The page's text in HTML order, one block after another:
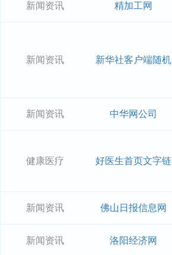
新闻资讯 精加工网
新闻资讯 新华社客户端随机
新闻资讯 中华网公司
健康医疗 好医生首页文字链
新闻资讯 佛山日报信息网
新闻资讯 洛阳经济网